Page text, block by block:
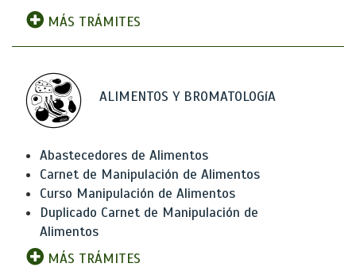
MÁS TRÁMITES
ALIMENTOS Y BROMATOLOGíA
Abastecedores de Alimentos
Carnet de Manipulación de Alimentos
Curso Manipulación de Alimentos
Duplicado Carnet de Manipulación de
Alimentos
MÁS TRÁMITES